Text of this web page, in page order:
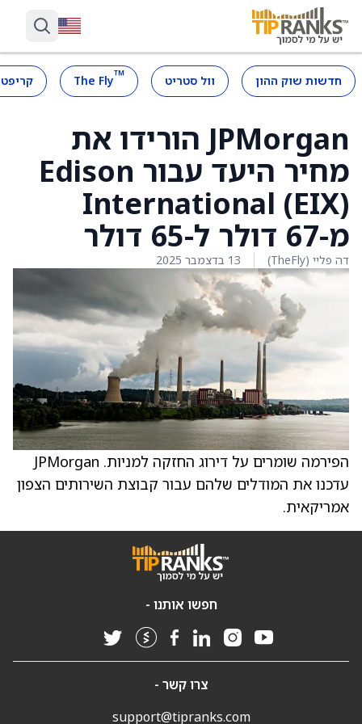
חדשות שוק ההון וול סטריט ™
The Fly
JPMorgan הורידו את
מחיר היעד עבור Edison
International (EIX)
מ-67 דולר ל-65 דולר
דה פליי (TheFly) 13 בדצמבר 2025
הפירמה שומרים על דירוג החזקה למניות. JPMorgan
עדכנו את המודלים שלהם עבור קבוצת השירותים הצפון
אמריקאית.
חפשו אותנו -
צרו קשר -
support@tipranks.com